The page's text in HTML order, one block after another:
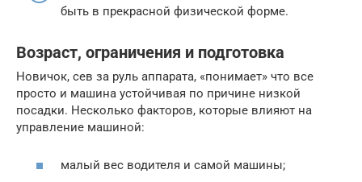
быть в прекрасной физической форме.
Возраст, ограничения и подготовка
Новичок, сев за руль аппарата, «понимает» что все
просто и машина устойчивая по причине низкой
посадки. Несколько факторов, которые влияют на
управление машиной:
малый вес водителя и самой машины;